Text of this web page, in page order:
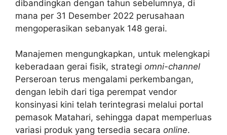
dibandingkan dengan tahun sebelumnya, di
mana per 31 Desember 2022 perusahaan
mengoperasikan sebanyak 148 gerai.
Manajemen mengungkapkan, untuk melengkapi
keberadaan gerai fisik, strategi omni-channel
Perseroan terus mengalami perkembangan,
dengan lebih dari tiga perempat vendor
konsinyasi kini telah terintegrasi melalui portal
pemasok Matahari, sehingga dapat memperluas
variasi produk yang tersedia secara online.